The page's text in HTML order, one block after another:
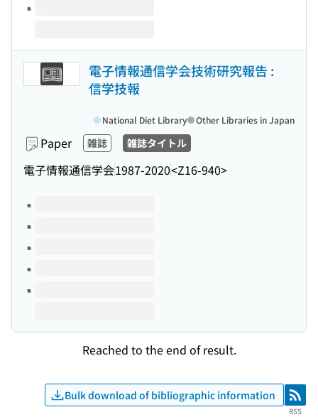
電子情報通信学会技術研究報告 :
信学技報
Paper 雑誌 雑誌タイトル
電子情報通信学会1987-2020<Z16-940>
National Diet Library Other Libraries in Japan
Volumes of this title
Reached to the end of result.
Bulk download of bibliographic information RSS
RSS